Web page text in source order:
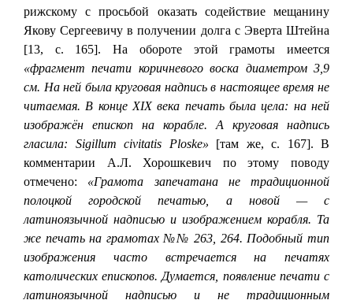
рижскому с просьбой оказать содействие мещанину
Якову Сергеевичу в получении долга с Эверта Штейна
[13, с. 165]. На обороте этой грамоты имеется
«фрагмент печати коричневого воска диаметром 3,9
см. На ней была круговая надпись в настоящее время не
читаемая. В конце XIX века печать была цела: на ней
изображён епископ на корабле. А круговая надпись
гласила: Sigillum civitatis Ploske» [там же, с. 167]. В
комментарии А.Л. Хорошкевич по этому поводу
отмечено: «Грамота запечатана не традиционной
полоцкой городской печатью, а новой — с
латиноязычной надписью и изображением корабля. Та
же печать на грамотах №№ 263, 264. Подобный тип
изображения часто встречается на печатях
католических епископов. Думается, появление печати с
латиноязычной надписью и не традиционным